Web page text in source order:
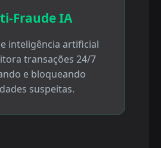
Fraude IA
inteligência artificial
transações 24/7
e bloqueando
suspeitas.